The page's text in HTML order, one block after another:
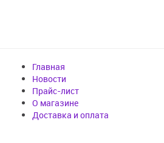
Главная
Новости
Прайс-лист
О магазине
Доставка и оплата